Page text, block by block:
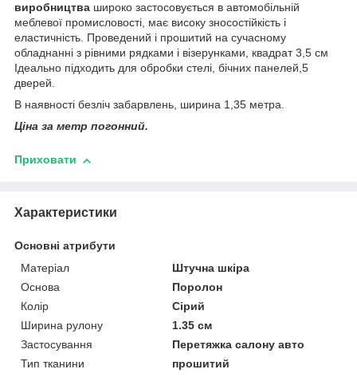
виробництва широко застосовується в автомобільній
меблевої промисловості, має високу зносостійкість і
еластичність. Проведений і прошитий на сучасному
обладнанні з рівними рядками і візерунками, квадрат 3,5 см
Ідеально підходить для обробки стелі, бічних панелей,5
дверей.
В наявності безліч забарвлень, ширина 1,35 метра.
Ціна за метр погонний.
Приховати
Характеристики
Основні атрибути
Матеріал
Штучна шкіра
Основа
Поролон
Колір
Сірий
Ширина рулону
1.35 см
Застосування
Перетяжка салону авто
Тип тканини
прошитий